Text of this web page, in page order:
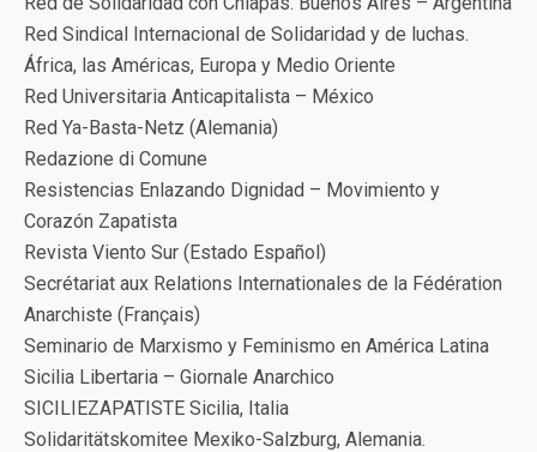
Red Sindical Internacional de Solidaridad y de luchas.
África, las Américas, Europa y Medio Oriente
Red Universitaria Anticapitalista – México
Red Ya-Basta-Netz (Alemania)
Redazione di Comune
Resistencias Enlazando Dignidad – Movimiento y
Corazón Zapatista
Revista Viento Sur (Estado Español)
Secrétariat aux Relations Internationales de la Fédération
Anarchiste (Français)
Seminario de Marxismo y Feminismo en América Latina
Sicilia Libertaria – Giornale Anarchico
SICILIEZAPATISTE Sicilia, Italia
Solidaritätskomitee Mexiko-Salzburg, Alemania.